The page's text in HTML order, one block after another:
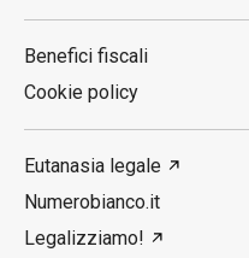
Benefici fiscali
Cookie policy
Eutanasia legale
Numerobianco.it
Legalizziamo!